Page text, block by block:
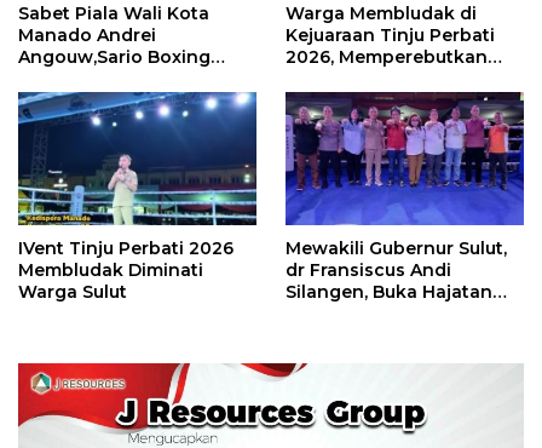
Sabet Piala Wali Kota
Manado Andrei
Angouw,Sario Boxing
Perbati 2026
Warga Membludak di
Kejuaraan Tinju Perbati
2026, Memperebutkan
IVent Tinju Perbati 2026
Membludak Diminati
Warga Sulut
Mewakili Gubernur Sulut,
dr Fransiscus Andi
Silangen, Buka Hajatan